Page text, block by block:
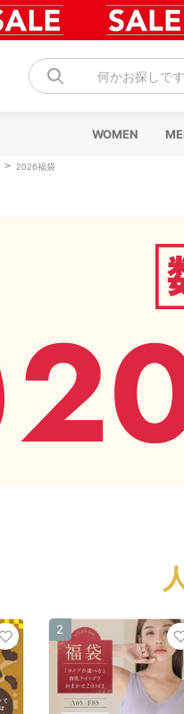
何かお探しで
WOMEN
> 2026福袋
2